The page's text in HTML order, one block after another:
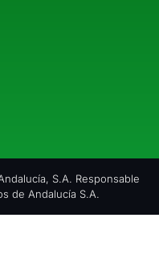
S.A. Responsable
de Andalucía S.A.